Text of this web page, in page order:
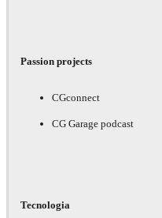
Passion projects
CGconnect
CG Garage podcast
Tecnologia